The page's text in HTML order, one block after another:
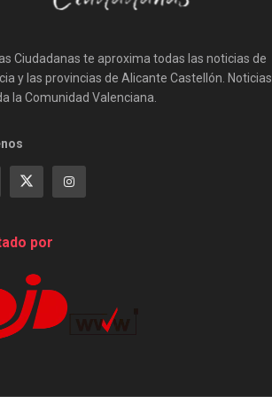
Ciudadanas te aproxima todas las noticias de
y las provincias de Alicante Castellón. Noticias
la Comunidad Valenciana.
por